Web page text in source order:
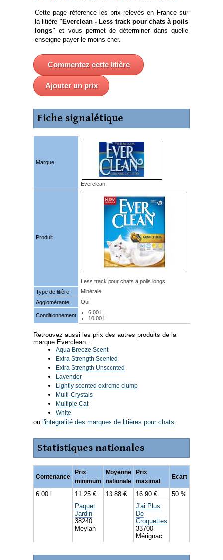
Cette page référence les prix relevés en France sur
la litière"Everclean - Less track pour chats à poils
longs" et vous permet de déterminer dans quelle
enseigne payer le moins cher.
Commentez cette litière
Ajouter un prix
Fiche signalétique
Marque
Everclean
Produit
Less track pour chats à poils longs
Type de litière
Minérale
Agglomérante
Oui
Conditionnement
6.00 l
10.00 l
Retrouvez aussi les prix des autres produits de la
marque Everclean :
Aqua Breeze Scent
Extra Strength Scented
Extra Strength Unscented
Lavender
Lightly scented extreme clump
Multi-Crystals
Multiple Cat
White
ou l'intégralité des marques de litières pour chats.
Statistiques nationales
Contenance
Prix
minimum
Moyenne
nationale
Prix
maximal
Ecart
6.00 l 11.25 € 13.88 € 16.90 €
50 %
Paquet
Jardin
38240
Meylan
J'ai Plus
De
Croquettes
33700
Mérignac